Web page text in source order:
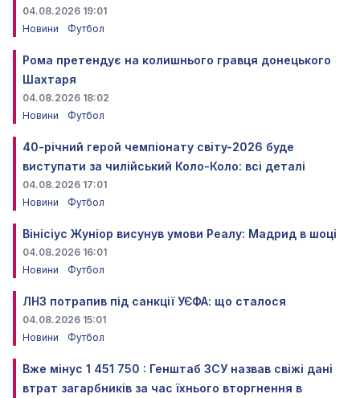
04.08.2026 19:01
Новини
Футбол
Рома претендує на колишнього гравця донецького
Шахтаря
04.08.2026 18:02
Новини
Футбол
40-річний герой чемпіонату світу-2026 буде
виступати за чилійський Коло-Коло: всі деталі
04.08.2026 17:01
Новини
Футбол
Вінісіус Жуніор висунув умови Реалу: Мадрид в шоці
04.08.2026 16:01
Новини
Футбол
ЛНЗ потрапив під санкції УЄФА: що сталося
04.08.2026 15:01
Новини
Футбол
Вже мінус 1 451 750 : Генштаб ЗСУ назвав свіжі дані
втрат загарбників за час їхнього вторгнення в